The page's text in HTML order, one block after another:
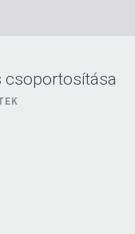
csoportosítása